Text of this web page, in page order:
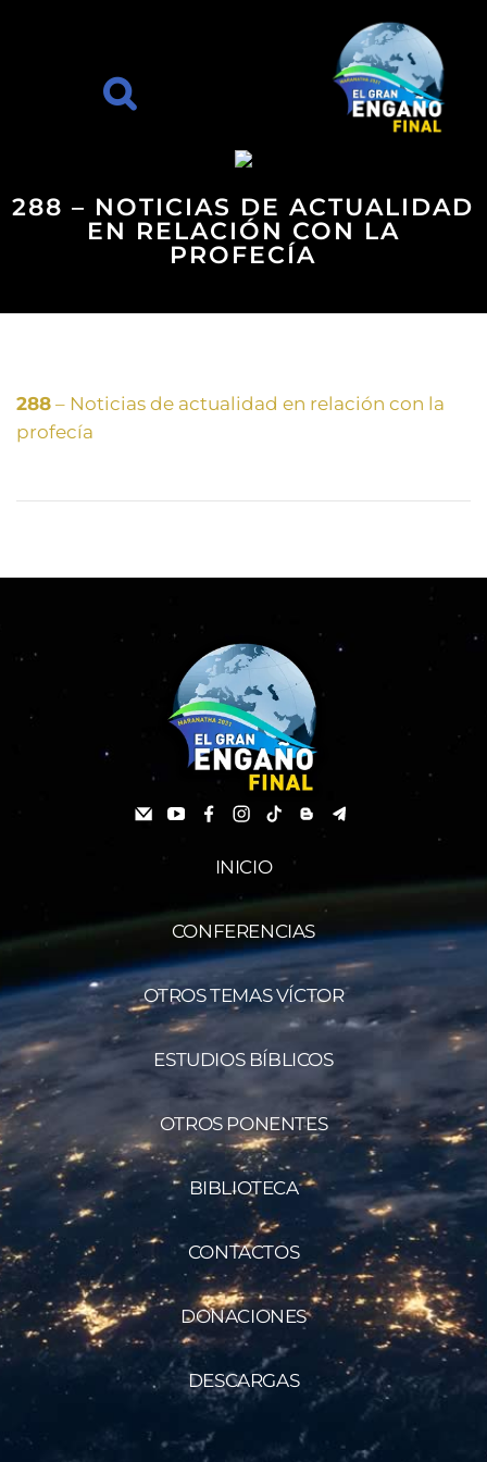
288 – NOTICIAS DE ACTUALIDAD
EN RELACIÓN CON LA
PROFECÍA
288 – Noticias de actualidad en relación con la
profecía
INICIO
CONFERENCIAS
OTROS TEMAS VÍCTOR
ESTUDIOS BÍBLICOS
OTROS PONENTES
BIBLIOTECA
CONTACTOS
DONACIONES
DESCARGAS